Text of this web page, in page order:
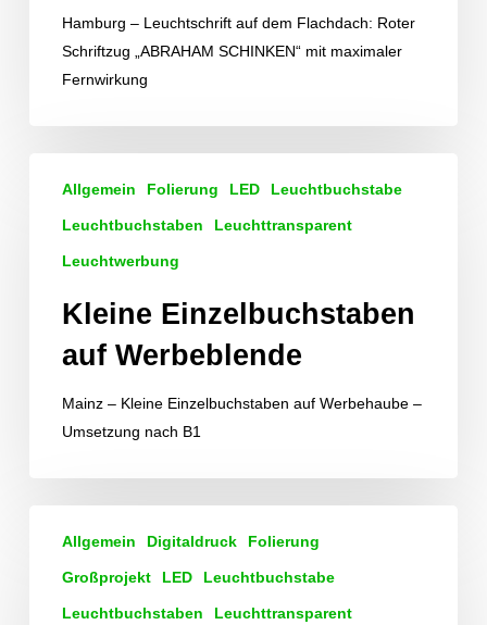
Hamburg – Leuchtschrift auf dem Flachdach: Roter
Schriftzug „ABRAHAM SCHINKEN“ mit maximaler
Fernwirkung
Einzelbuchstaben
Allgemein Folierung LED Leuchtbuchstabe
Leuchtbuchstaben Leuchttransparent
Leuchtwerbung
Kleine Einzelbuchstaben
auf Werbeblende
Mainz – Kleine Einzelbuchstaben auf Werbehaube –
Umsetzung nach B1
Portalanlage
Allgemein Digitaldruck Folierung
Großprojekt LED Leuchtbuchstabe
Leuchtbuchstaben Leuchttransparent